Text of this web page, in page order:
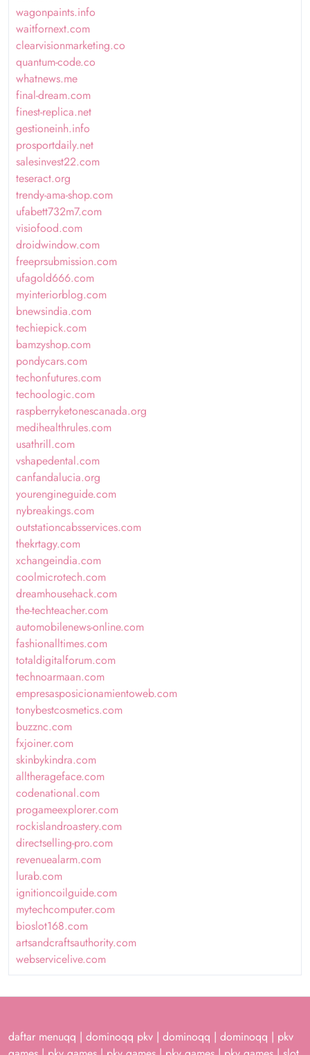
wagonpaints.info
waitfornext.com
clearvisionmarketing.co
quantum-code.co
whatnews.me
final-dream.com
finest-replica.net
gestioneinh.info
prosportdaily.net
salesinvest22.com
teseract.org
trendy-ama-shop.com
ufabett732m7.com
visiofood.com
droidwindow.com
freeprsubmission.com
ufagold666.com
myinteriorblog.com
bnewsindia.com
techiepick.com
bamzyshop.com
pondycars.com
techonfutures.com
techoologic.com
raspberryketonescanada.org
medihealthrules.com
usathrill.com
vshapedental.com
canfandalucia.org
yourengineguide.com
nybreakings.com
outstationcabsservices.com
thekrtagy.com
xchangeindia.com
coolmicrotech.com
dreamhousehack.com
the-techteacher.com
automobilenews-online.com
fashionalltimes.com
totaldigitalforum.com
technoarmaan.com
empresasposicionamientoweb.com
tonybestcosmetics.com
buzznc.com
fxjoiner.com
skinbykindra.com
alltherageface.com
codenational.com
progameexplorer.com
rockislandroastery.com
directselling-pro.com
revenuealarm.com
lurab.com
ignitioncoilguide.com
mytechcomputer.com
bioslot168.com
artsandcraftsauthority.com
webservicelive.com
daftar menuqq | dominoqq pkv | dominoqq | dominoqq | pkv